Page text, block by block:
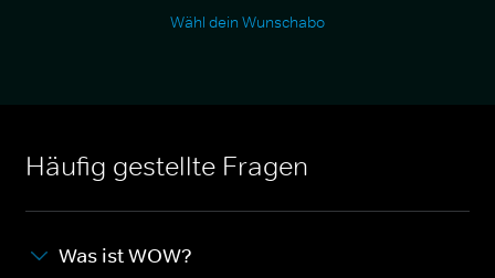
Wähl dein Wunschabo
Häufig gestellte Fragen
Was ist WOW?